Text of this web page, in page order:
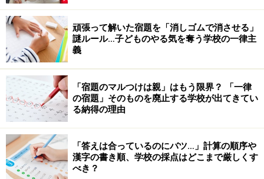
3．約束を守れた時を、すかさずキャッチ！！
約束を守れていないことは山ほど目につくのに、守れて
いる瞬間は見落としがち。そういうことはありません
か？でも、ここはママの頑張りどころ。約束を守れた瞬
間をキャッチして、「ママ見てたよ～!約束守れていた
ね。えらかったね！ 」と褒めて、約束を守れたことを印
象付けてあげましょう。これを意識するだけで、飛躍的
に約束を守れる可能性が高まります。
その為にもママは「約束が守れているかな？」という目
頑張って解いた宿題を「消しゴムで消させる」
謎ルール…子どものやる気を奪う学校の一律主
義
「宿題のマルつけは親」はもう限界？ 「一律
の宿題」そのものを廃止する学校が出てきてい
る納得の理由
「答えは合っているのにバツ…」計算の順序や
漢字の書き順、学校の採点はどこまで厳しくす
べき？